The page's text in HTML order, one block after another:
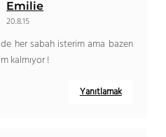
Emilie
20.8.15
her sabah isterim ama bazen
kalmıyor !
Yanıtlamak